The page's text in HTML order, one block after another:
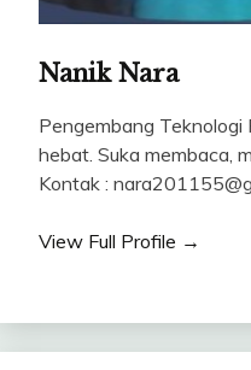
Nanik Nara
Pengembang Teknologi
hebat. Suka membaca,
Kontak :
View Full Profile →